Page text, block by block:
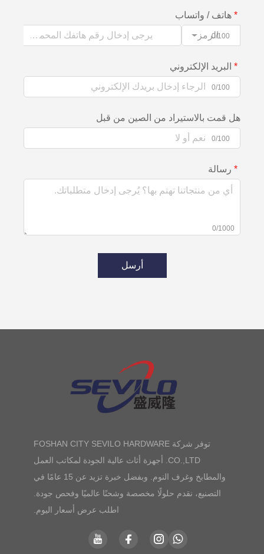
هاتف / واتساب
الرمز0/100
البريد الإلكتروني
0/100
هل قمت بالاستيراد من الصين من قبل
0/100
رسالة
0/1000
أرسل
توفر شركة FOSHAN CITY SEVILO HARDWARE
CO.,LTD. أجهزة أثاث عالية الجودة لمكاتب العمل
والمطابخ وغرف النوم. وبفضل خبرة تزيد عن 15 عامًا في
التصنيع، نقدم حلولًا مخصصة وشحنًا عالميًا وفحص جودة.
اطلب عرض أسعار اليوم.